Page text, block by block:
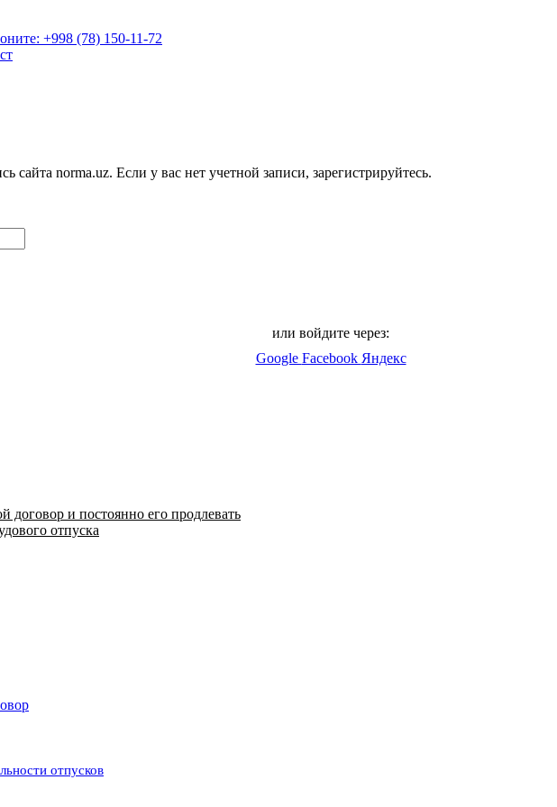
+998 (78) 150-11-72
сайта norma.uz. Если у вас нет учетной записи, зарегистрируйтесь.
или войдите через:
Google Facebook Яндекс
и постоянно его продлевать
отпуска
отпусков